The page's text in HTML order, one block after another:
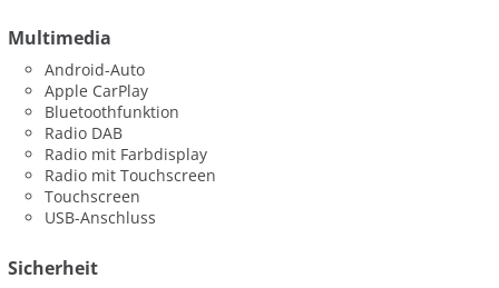
Multimedia
Android-Auto
Apple CarPlay
Bluetoothfunktion
Radio DAB
Radio mit Farbdisplay
Radio mit Touchscreen
Touchscreen
USB-Anschluss
Sicherheit